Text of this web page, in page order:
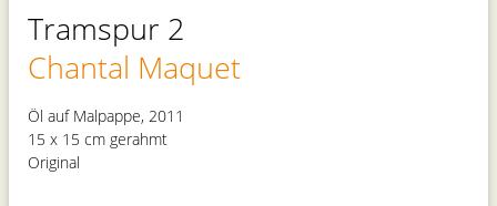
Tramspur 2
Chantal Maquet
Öl auf Malpappe, 2011
15 x 15 cm gerahmt
Original